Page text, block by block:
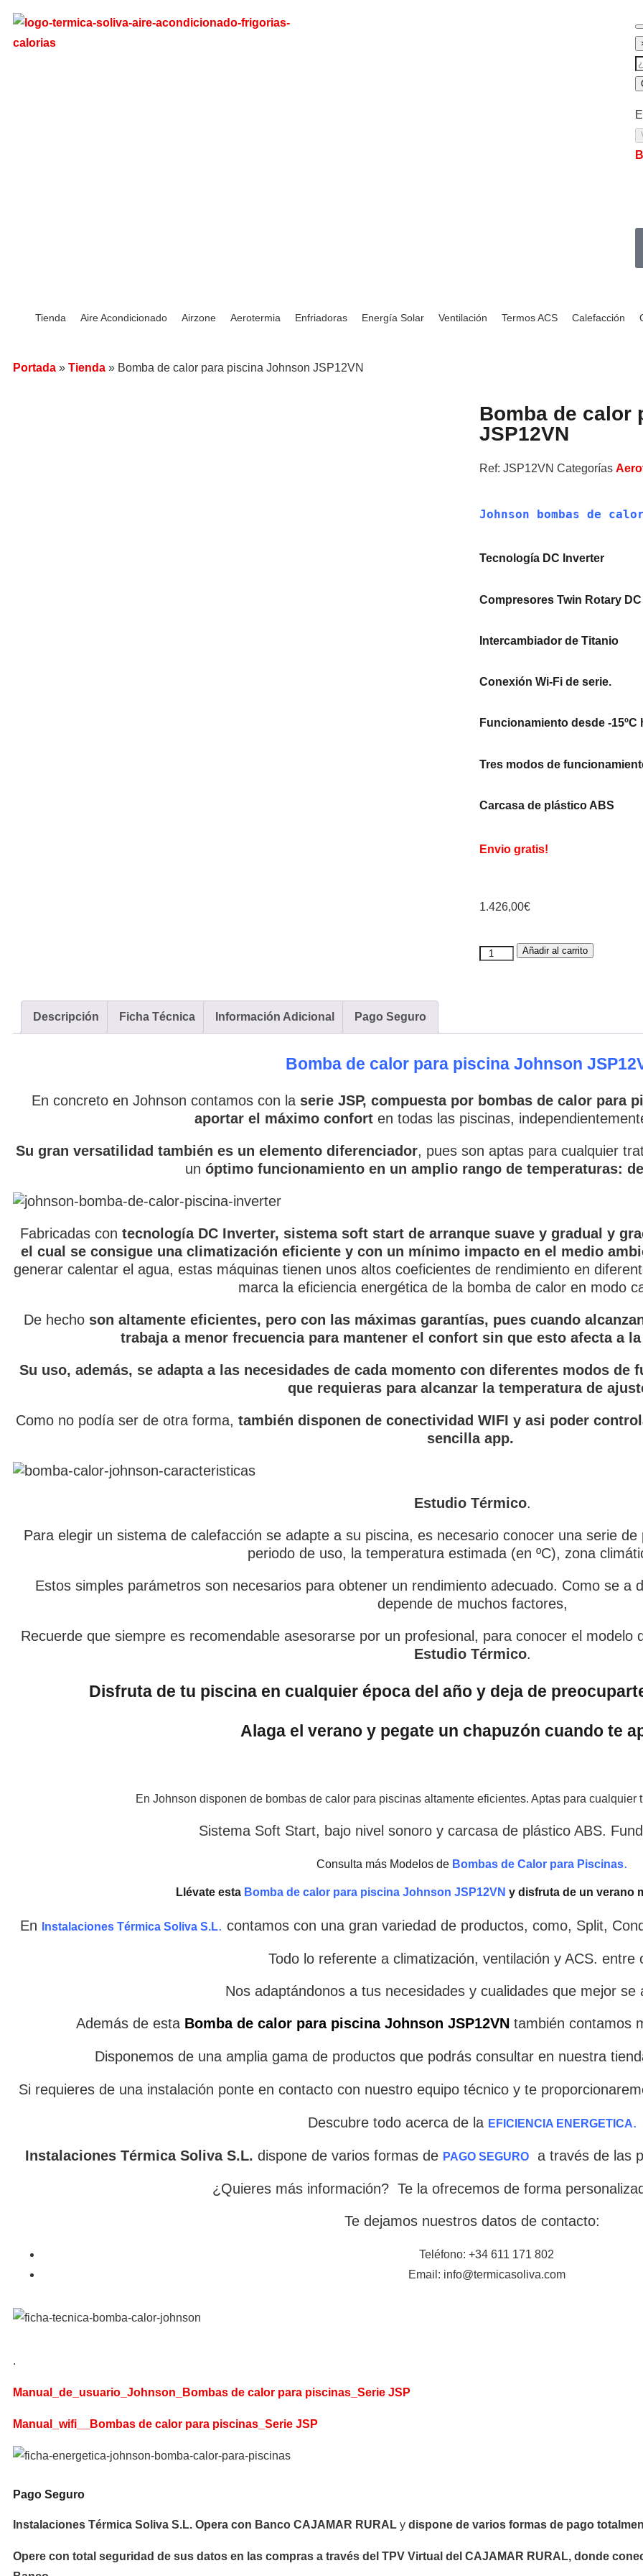
Tienda Aire Acondicionado Airzone Aerotermia Enfriadoras Energía Solar Ventilación Termos ACS Calefacción
Portada » Tienda » Bomba de calor para piscina Johnson JSP12VN
Bomba de calor
JSP12VN
Ref: JSP12VN Categorías
Johnson bombas de
Tecnología DC Inverter
Compresores Twin Rotary DC
Intercambiador de Titanio
Conexión Wi-Fi de serie.
Funcionamiento desde -15ºC
Tres modos de
Carcasa de plástico ABS
Envio gratis!
1.426,00€
Añadir al carrito
Descripción Ficha Técnica Información Adicional Pago Seguro
Bomba de calor para piscina Johnson
En concreto en Johnson contamos con la serie JSP, compuesta por bombas de calor para
aportar el máximo confort en todas las piscinas,
Su gran versatilidad también es un elemento diferenciador, pues son aptas para cualquier
un óptimo funcionamiento en un amplio rango de temperaturas:
Fabricadas con tecnología DC Inverter, sistema soft start de arranque suave y gradual y
el cual se consigue una climatización eficiente y con un mínimo impacto en el medio
generar calentar el agua, estas máquinas tienen unos altos coeficientes de rendimiento en
marca la eficiencia energética de la bomba de calor en modo
De hecho son altamente eficientes, pero con las máximas garantías, pues cuando
trabaja a menor frecuencia para mantener el confort sin que esto afecta a
Su uso, además, se adapta a las necesidades de cada momento con diferentes modos de
que requieras para alcanzar la temperatura de
Como no podía ser de otra forma, también disponen de conectividad WIFI y asi poder
sencilla app.
Estudio Térmico.
Para elegir un sistema de calefacción se adapte a su piscina, es necesario conocer una serie
periodo de uso, la temperatura estimada (en ºC), zona
Estos simples parámetros son necesarios para obtener un rendimiento adecuado. Como se a
depende de muchos factores,
Recuerde que siempre es recomendable asesorarse por un profesional, para conocer el modelo
Estudio Térmico.
Disfruta de tu piscina en cualquier época del año y deja de
Alaga el verano y pegate un chapuzón cuando te
En Johnson disponen de bombas de calor para piscinas altamente eficientes. Aptas para cualquier
Sistema Soft Start, bajo nivel sonoro y carcasa de plástico ABS.
Consulta más Modelos de Bombas de Calor para Piscinas.
Llévate esta Bomba de calor para piscina Johnson JSP12VN y disfruta de un verano
En Instalaciones Térmica Soliva S.L. contamos con una gran variedad de productos, como, Split,
Todo lo referente a climatización, ventilación y ACS. entre
Nos adaptándonos a tus necesidades y cualidades que mejor se
Además de esta Bomba de calor para piscina Johnson JSP12VN también contamos
Disponemos de una amplia gama de productos que podrás consultar en nuestra
Si requieres de una instalación ponte en contacto con nuestro equipo técnico y te
Descubre todo acerca de la EFICIENCIA ENERGETICA.
Instalaciones Térmica Soliva S.L. dispone de varios formas de PAGO SEGURO a través de las
¿Quieres más información? Te la ofrecemos de forma
Te dejamos nuestros datos de contacto:
Teléfono: +34 611 171 802
Email: info@termicasoliva.com
.
Manual_de_usuario_Johnson_Bombas de calor para piscinas_Serie JSP
Manual_wifi__Bombas de calor para piscinas_Serie JSP
Pago Seguro
Instalaciones Térmica Soliva S.L. Opera con Banco CAJAMAR RURAL y dispone de varios formas de pago
Opere con total seguridad de sus datos en las compras a través del TPV Virtual del CAJAMAR RURAL, donde